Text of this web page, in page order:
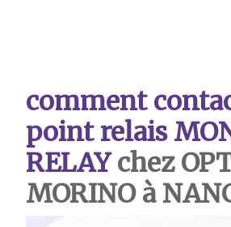
comment
point relais
RELAYchez
MORINO à